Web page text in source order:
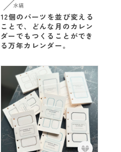
水縞
12個のパーツを並び変える
ことで、どんな月のカレン
ダーでもつくることができ
る万年カレンダー。